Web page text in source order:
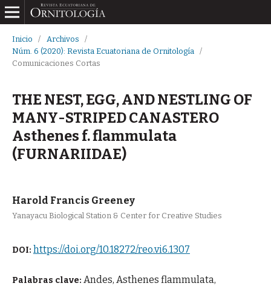
Inicio / Archivos
/
Núm. 6 (2020): Revista Ecuatoriana de Ornitología
/
Comunicaciones Cortas
THE NEST, EGG, AND NESTLING OF
MANY-STRIPED CANASTERO
Asthenes f. flammulata
(FURNARIIDAE)
Harold Francis Greeney
Yanayacu Biological Station & Center for Creative Studies
DOI: https://doi.org/10.18272/reo.vi6.1307
Palabras clave: Andes, Asthenes flammulata,